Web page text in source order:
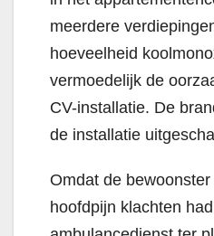
meerdere
hoeveelheid
vermoedelijk de
CV-installatie. De
de installatie
Omdat de
hoofdpijn klachten